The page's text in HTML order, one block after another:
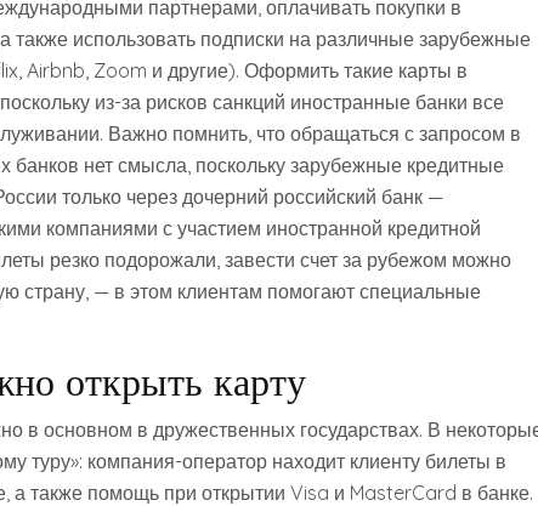
партнерами, оплачивать покупки в
также использовать подписки на различные зарубежные
Airbnb, Zoom и другие). Оформить такие карты в
из-за рисков санкций иностранные банки все
Важно помнить, что обращаться с запросом в
банков нет смысла, поскольку зарубежные кредитные
только через дочерний российский банк —
компаниями с участием иностранной кредитной
резко подорожали, завести счет за рубежом можно
страну, — в этом клиентам помогают специальные
открыть карту
в основном в дружественных государствах. В
туру»: компания-оператор находит клиенту билеты в
а также помощь при открытии Visa и MasterCard в банке.